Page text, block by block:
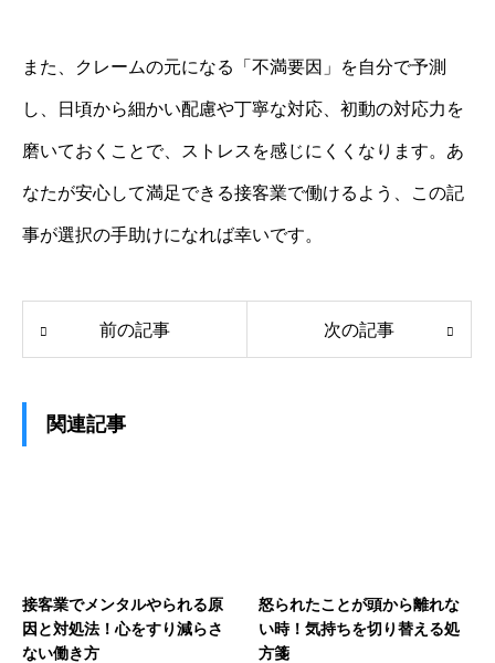
また、クレームの元になる「不満要因」を自分で予測
し、日頃から細かい配慮や丁寧な対応、初動の対応力を
磨いておくことで、ストレスを感じにくくなります。あ
なたが安心して満足できる接客業で働けるよう、この記
事が選択の手助けになれば幸いです。
前の記事 次の記事
関連記事
接客業でメンタルやられる原
因と対処法！心をすり減らさ
ない働き方
怒られたことが頭から離れな
い時！気持ちを切り替える処
方箋